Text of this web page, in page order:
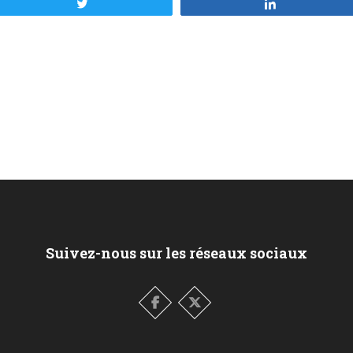
Suivez-nous sur les réseaux sociaux